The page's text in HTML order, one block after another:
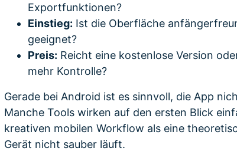
Exportfunktionen?
Einstieg: Ist die Oberfläche
geeignet?
Preis: Reicht eine kostenlose Version
mehr Kontrolle?
Gerade bei Android ist es sinnvoll, die App
Manche Tools wirken auf den ersten Blick
kreativen mobilen Workflow als eine
Gerät nicht sauber läuft.